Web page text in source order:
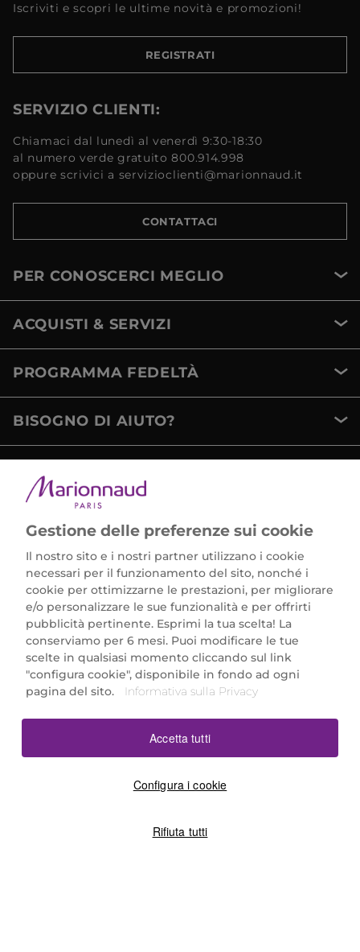
Iscriviti e scopri le ultime novità e promozioni!
REGISTRATI
SERVIZIO CLIENTI:
Chiamaci dal lunedì al venerdì 9:30-18:30
al numero verde gratuito 800.914.998
oppure scrivici a servizioclienti@marionnaud.it
CONTATTACI
PER CONOSCERCI MEGLIO
ACQUISTI & SERVIZI
PROGRAMMA FEDELTÀ
BISOGNO DI AIUTO?
Marionnaud Parfumeries Italia S.r.l.
Largo Fiera Milano 5, 20017 Rho (MI)
REA Milano 1650024 con P.IVA 13425220152.
SCARICA LA NOSTRA APP
Gestione delle preferenze sui cookie
Il nostro sito e i nostri partner utilizzano i cookie
necessari per il funzionamento del sito, nonché i
cookie per ottimizzarne le prestazioni, per migliorare
e/o personalizzare le sue funzionalità e per offrirti
pubblicità pertinente. Esprimi la tua scelta! La
conserviamo per 6 mesi. Puoi modificare le tue
scelte in qualsiasi momento cliccando sul link
"configura cookie", disponibile in fondo ad ogni
pagina del sito.
Informativa sulla Privacy
Configura i cookie
Rifiuta tutti
Accetta tutti